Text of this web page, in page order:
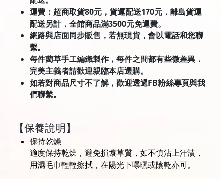
運費：超商取貨80元，貨運配送170元．離島貨運
配送另計．全館商品滿3500元免運費。
網路與店面同步販售，若無現貨，會以電話和您聯
繫。
每件藺草手工編織製作，每件之間都有些微差異．
完美主義者請歡迎親臨本店選購。
如若對商品尺寸不了解，歡迎透過FB粉絲專頁與我
們聯繫。
【保養說明】
保持乾燥
適度保持乾燥，避免損壞草質，如不慎沾上汗漬，
用濕毛巾輕輕擦拭，在陽光下曝曬或陰乾亦可。